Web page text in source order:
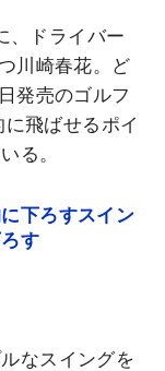
、ドライバー
川崎春花。ど
発売のゴルフ
飛ばせるポイ
る。
下ろすスイン
す
なスイングを